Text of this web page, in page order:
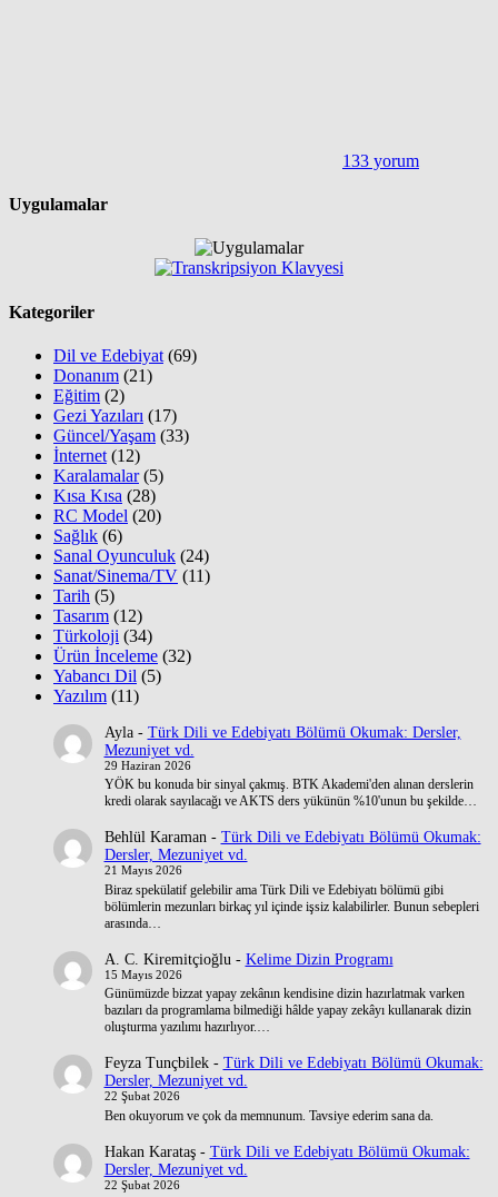
133 yorum
Uygulamalar
Kategoriler
Dil ve Edebiyat (69)
Donanım (21)
Eğitim (2)
Gezi Yazıları (17)
Güncel/Yaşam (33)
İnternet (12)
Karalamalar(5)
Kısa Kısa (28)
RC Model (20)
Sağlık (6)
Sanal Oyunculuk (24)
Sanat/Sinema/TV (11)
Tarih (5)
Tasarım (12)
Türkoloji (34)
Ürün İnceleme (32)
Yabancı Dil (5)
Yazılım (11)
Ayla- Türk Dili ve Edebiyatı Bölümü Okumak: Dersler,
Mezuniyet vd.
29 Haziran 2026
YÖK bu konuda bir sinyal çakmış. BTK Akademi'den alınan derslerin
kredi olarak sayılacağı ve AKTS ders yükünün %10'unun bu şekilde…
Behlül Karaman- Türk Dili ve Edebiyatı Bölümü Okumak:
Dersler, Mezuniyet vd.
21 Mayıs 2026
Biraz spekülatif gelebilir ama Türk Dili ve Edebiyatı bölümü gibi
bölümlerin mezunları birkaç yıl içinde işsiz kalabilirler. Bunun sebepleri
arasında…
A. C. Kiremitçioğlu - Kelime Dizin Programı
15 Mayıs 2026
Günümüzde bizzat yapay zekânın kendisine dizin hazırlatmak varken
bazıları da programlama bilmediği hâlde yapay zekâyı kullanarak dizin
oluşturma yazılımı hazırlıyor.…
Feyza Tunçbilek- Türk Dili ve Edebiyatı Bölümü Okumak:
Dersler, Mezuniyet vd.
22 Şubat 2026
Ben okuyorum ve çok da memnunum. Tavsiye ederim sana da.
Hakan Karataş- Türk Dili ve Edebiyatı Bölümü Okumak:
Dersler, Mezuniyet vd.
22 Şubat 2026